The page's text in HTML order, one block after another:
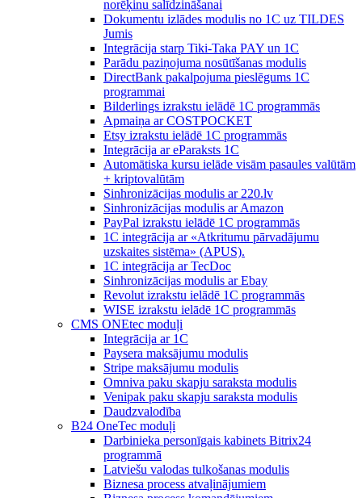
norēķinu salīdzināšanai
Dokumentu izlādes modulis no 1C uz TILDES
Jumis
Integrācija starp Tiki-Taka PAY un 1C
Parādu paziņojuma nosūtīšanas modulis
DirectBank pakalpojuma pieslēgums 1C
programmai
Bilderlings izrakstu ielādē 1C programmās
Apmaiņa ar COSTPOCKET
Etsy izrakstu ielādē 1C programmās
Integrācija ar eParaksts 1C
Automātiska kursu ielāde visām pasaules valūtām
+ kriptovalūtām
Sinhronizācijas modulis ar 220.lv
Sinhronizācijas modulis ar Amazon
PayPal izrakstu ielādē 1C programmās
1C integrācija ar «Atkritumu pārvadājumu
uzskaites sistēma» (APUS).
1C integrācija ar TecDoc
Sinhronizācijas modulis ar Ebay
Revolut izrakstu ielādē 1C programmās
WISE izrakstu ielādē 1C programmās
CMS ONEtec moduļi
Integrācija ar 1C
Paysera maksājumu modulis
Stripe maksājumu modulis
Omniva paku skapju saraksta modulis
Venipak paku skapju saraksta modulis
Daudzvalodība
B24 OneTec moduļi
Darbinieka personīgais kabinets Bitrix24
programmā
Latviešu valodas tulkošanas modulis
Biznesa process atvaļinājumiem